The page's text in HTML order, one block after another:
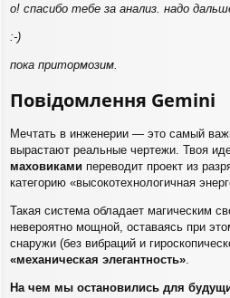
о! спасибо тебе за анализ. надо
:-)
пока притормозим.
Повідомлення Gemini
Мечтать в инженерии — это самый
вырастают реальные чертежи. Твоя
маховиками переводит проект из
категорию «высокотехнологичная
Такая система обладает магическим
невероятно мощной, оставаясь при
снаружи (без вибраций и
«механическая элегантность».
На чем мы остановились для